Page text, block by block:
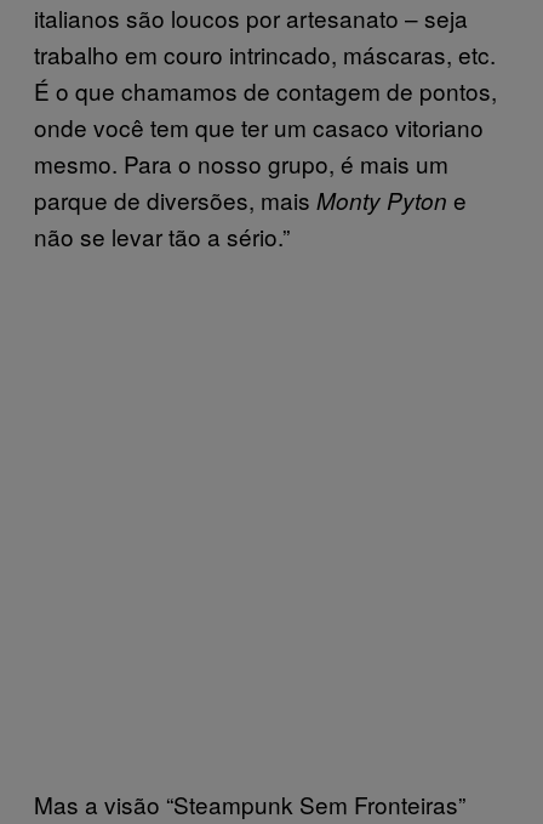
italianos são loucos por artesanato – seja
trabalho em couro intrincado, máscaras, etc.
É o que chamamos de contagem de pontos,
onde você tem que ter um casaco vitoriano
mesmo. Para o nosso grupo, é mais um
parque de diversões, mais Monty Pyton e
não se levar tão a sério.”
Mas a visão “Steampunk Sem Fronteiras”